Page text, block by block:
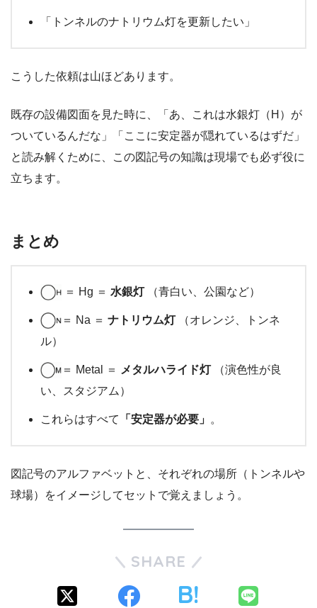
「トンネルのナトリウム灯を更新したい」
こうした依頼は山ほどあります。
既存の設備図面を見た時に、「あ、これは水銀灯（H）が
ついているんだな」「ここに安定器が隠れているはずだ」
と読み解くために、この図記号の知識は現場でも必ず役に
立ちます。
まとめ
＝ Hg ＝ 水銀灯（青白い、公園など）
＝ Na ＝ ナトリウム灯（オレンジ、トンネ
ル）
＝ Metal ＝ メタルハライド灯（演色性が良
い、スタジアム）
これらはすべて 「安定器が必要」 。
図記号のアルファベットと、それぞれの場所（トンネルや
球場）をイメージしてセットで覚えましょう。
SHARE